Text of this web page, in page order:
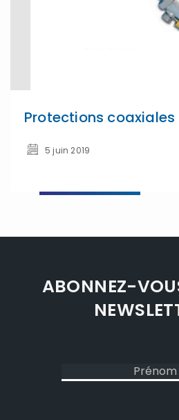
Protections coaxiales
5 juin 2019
ABONNEZ-